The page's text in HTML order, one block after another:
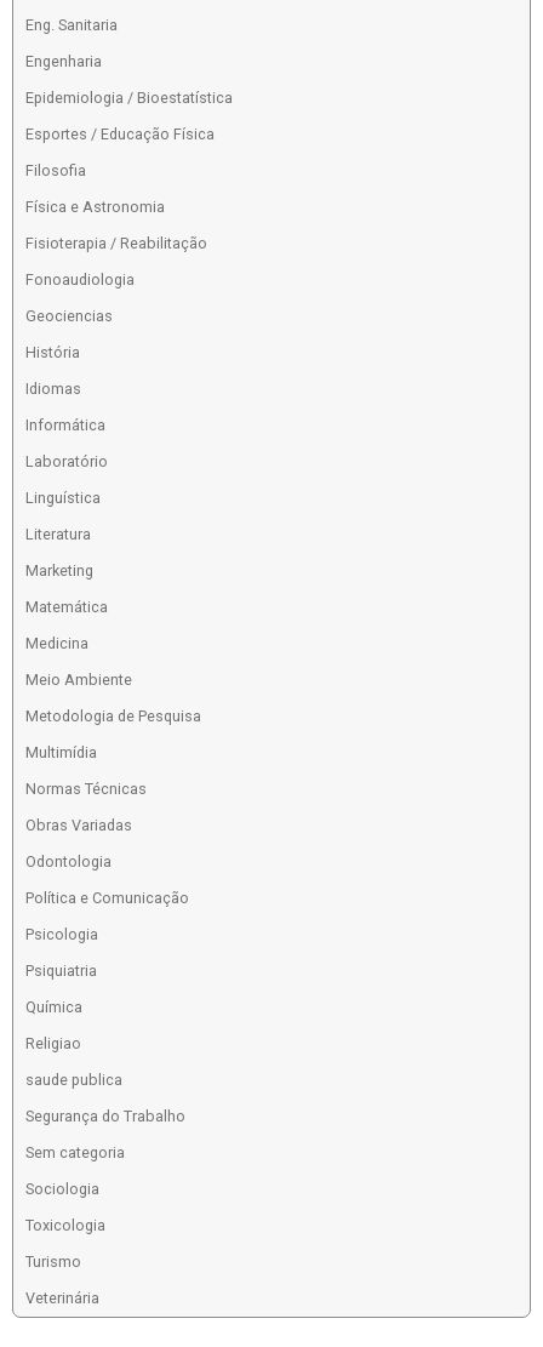
Eng. Sanitaria
Engenharia
Epidemiologia / Bioestatística
Esportes / Educação Física
Filosofia
Física e Astronomia
Fisioterapia / Reabilitação
Fonoaudiologia
Geociencias
História
Idiomas
Informática
Laboratório
Linguística
Literatura
Marketing
Matemática
Medicina
Meio Ambiente
Metodologia de Pesquisa
Multimídia
Normas Técnicas
Obras Variadas
Odontologia
Política e Comunicação
Psicologia
Psiquiatria
Química
Religiao
saude publica
Segurança do Trabalho
Sem categoria
Sociologia
Toxicologia
Turismo
Veterinária